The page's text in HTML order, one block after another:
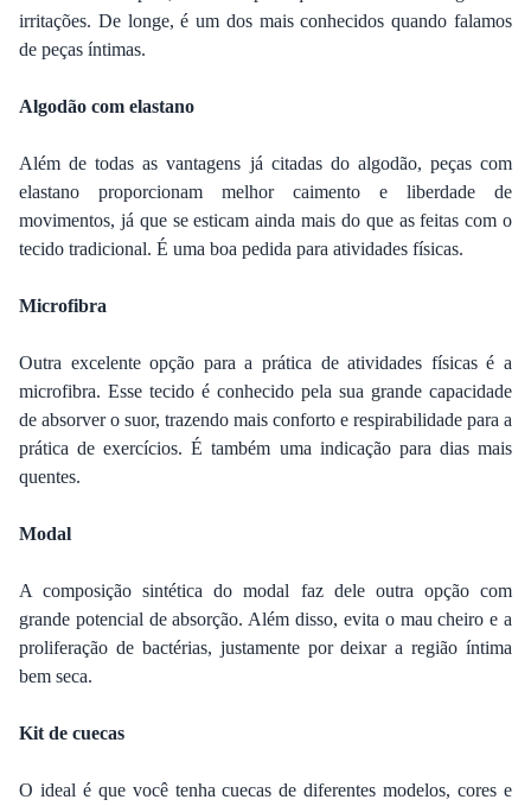
irritações. De longe, é um dos mais conhecidos quando falamos
de peças íntimas.
Algodão com elastano
Além de todas as vantagens já citadas do algodão, peças com
elastano proporcionam melhor caimento e liberdade de
movimentos, já que se esticam ainda mais do que as feitas com o
tecido tradicional. É uma boa pedida para atividades físicas.
Microfibra
Outra excelente opção para a prática de atividades físicas é a
microfibra. Esse tecido é conhecido pela sua grande capacidade
de absorver o suor, trazendo mais conforto e respirabilidade para a
prática de exercícios. É também uma indicação para dias mais
quentes.
Modal
A composição sintética do modal faz dele outra opção com
grande potencial de absorção. Além disso, evita o mau cheiro e a
proliferação de bactérias, justamente por deixar a região íntima
bem seca.
Kit de cuecas
O ideal é que você tenha cuecas de diferentes modelos, cores e